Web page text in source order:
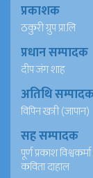
प्रकाशक
ठकुरी ग्रुप प्रा.लि
प्रधान सम्पादक
दीप जंग शाह
अतिथि
विपिन खत्री (जापान)
सह सम्पादक
पूर्ण प्रकाश विश्वकर्मा
कविता दाहाल